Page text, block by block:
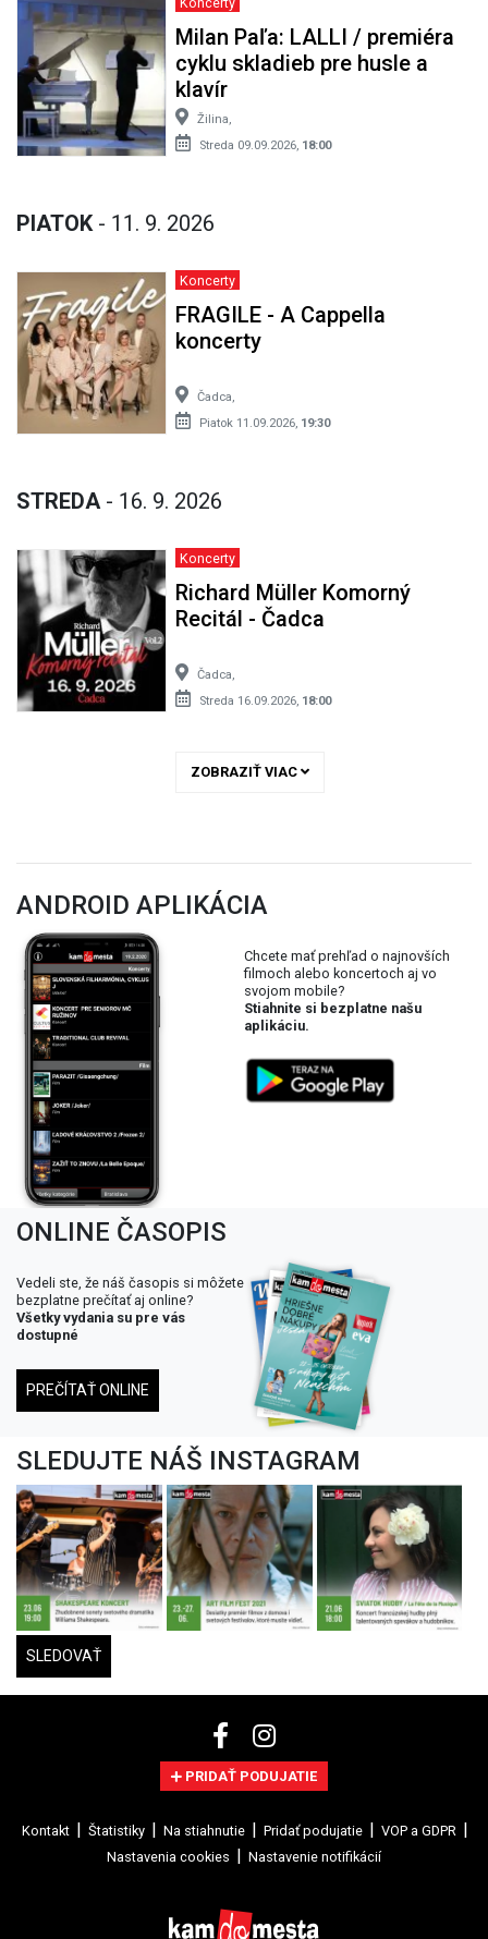
Milan Paľa: LALLI / premiéra
cyklu skladieb pre husle a
klavír
Žilina,
Streda 09.09.2026, 18:00
PIATOK - 11. 9. 2026
Koncerty
FRAGILE - A Cappella
koncerty
Čadca,
Piatok 11.09.2026, 19:30
STREDA - 16. 9. 2026
Koncerty
Richard Müller Komorný
Recitál - Čadca
Čadca,
Streda 16.09.2026, 18:00
ZOBRAZIŤ VIAC
ANDROID APLIKÁCIA
Chcete mať prehľad o najnovších
filmoch alebo koncertoch aj vo
svojom mobile?
Stiahnite si bezplatne našu
aplikáciu.
ONLINE ČASOPIS
Vedeli ste, že náš časopis si môžete
bezplatne prečítať aj online?
Všetky vydania su pre vás
dostupné
PREČÍTAŤ ONLINE
SLEDUJTE NÁŠ INSTAGRAM
SLEDOVAŤ
PRIDAŤ PODUJATIE
Kontakt Štatistiky Na stiahnutie Pridať podujatie
VOP a GDPR
Nastavenia cookies
Nastavenie notifikácií